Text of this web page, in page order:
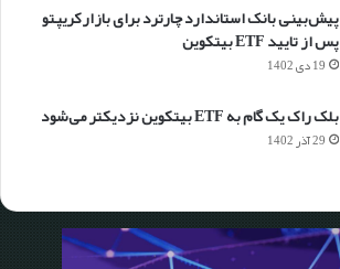
پیش‌بینی بانک استاندارد چارترد برای بازار کریپتو
پس از تایید ETF بیتکوین
19 دی 1402
بلک راک یک گام به ETF بیتکوین نزدیکتر می‌شود
29 آذر 1402